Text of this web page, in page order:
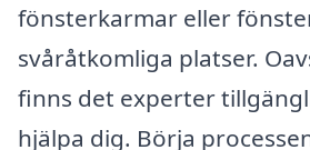
fönsterkarmar eller
svåråtkomliga platser.
finns det experter
hjälpa dig. Börja